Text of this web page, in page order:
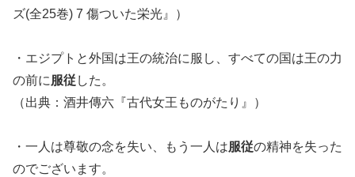
ズ(全25巻) 7 傷ついた栄光』）
・エジプトと外国は王の統治に服し、すべての国は王の力
の前に服従 した。
（出典：酒井傳六『古代女王ものがたり』）
・一人は尊敬の念を失い、もう一人は服従の精神を失った
のでございます。